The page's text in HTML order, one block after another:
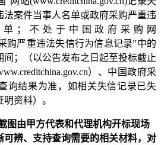
案件当事人名单或政府采购严重违
；不处于中国政府采购网
购严重违法失信行为信息记录”中的
；（以公告发布之日起至投标截止
）、中国政府采
查询结果为准，如相关失信记录已失
资料）。
图由甲方代表和代理机构开标现场
可辨、支持查询需要的相关材料，对